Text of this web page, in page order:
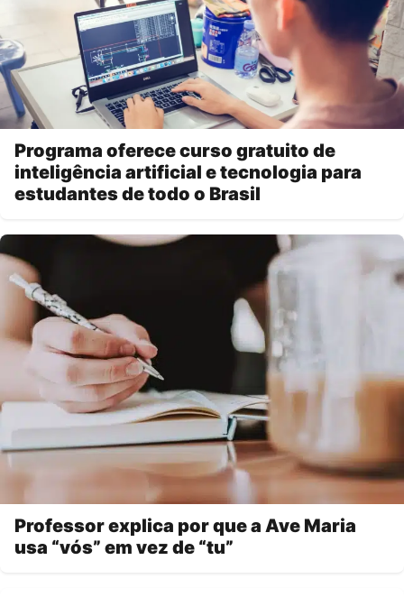
Programa oferece curso gratuito de
inteligência artificial e tecnologia para
estudantes de todo o Brasil
Professor explica por que a Ave Maria
usa “vós” em vez de “tu”